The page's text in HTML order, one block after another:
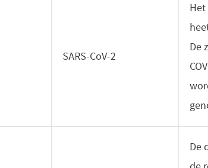
SARS-CoV-2
De
De